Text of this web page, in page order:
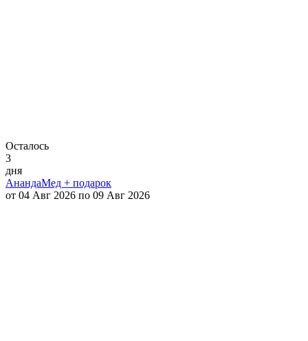
Осталось
3
дня
АнандаМед + подарок
от 04 Авг 2026 по 09 Авг 2026